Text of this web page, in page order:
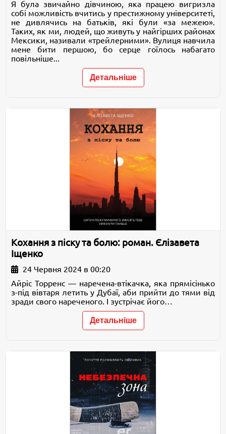
Я була звичайно дівчиною, яка працею вигризла
собі можливість вчитись у престижному університеті,
не дивлячись на батьків, які були «за межею».
Таких, як ми, людей, що живуть у найгірших районах
Мексики, називали «трейлерними». Вулиця навчила
мене бити першою, бо серце гоїлось набагато
повільніше...
Детальніше
Кохання з піску та болю: роман. Єлізавета
Іщенко
24 Червня 2024 в 00:20
Айріс Торренс — наречена-втікачка, яка прямісінько
з-під вівтаря летить у Дубаї, аби прийти до тями від
зради свого нареченого. І зустрічає його…
Детальніше